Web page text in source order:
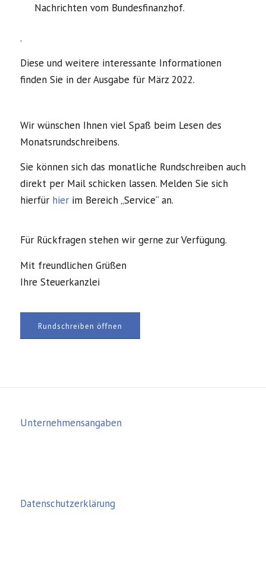
Nachrichten vom Bundesfinanzhof.
.
Diese und weitere interessante Informationen
finden Sie in der Ausgabe für März 2022.
Wir wünschen Ihnen viel Spaß beim Lesen des
Monatsrundschreibens.
Sie können sich das monatliche Rundschreiben auch
direkt per Mail schicken lassen. Melden Sie sich
hierfür hierim Bereich „Service“ an.
Für Rückfragen stehen wir gerne zur Verfügung.
Mit freundlichen Grüßen
Ihre Steuerkanzlei
Rundschreiben öffnen
Unternehmensangaben
Datenschutzerklärung